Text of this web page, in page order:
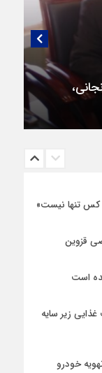
کس تنها نیست»
قزوین
زیر سایه
خودرو